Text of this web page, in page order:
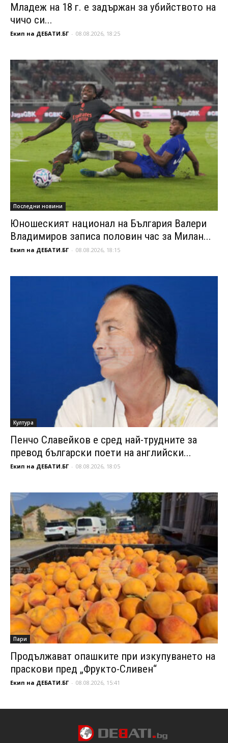
Младеж на 18 г. е задържан за убийството на
чичо си...
Екип на ДЕБАТИ.БГ - 08.08.2026, 18:25
Последни новини
Юношеският национал на България Валери
Владимиров записа половин час за Милан...
Екип на ДЕБАТИ.БГ - 08.08.2026, 18:15
Култура
Пенчо Славейков е сред най-трудните за
превод български поети на английски...
Екип на ДЕБАТИ.БГ - 08.08.2026, 18:05
Пари
Продължават опашките при изкупуването на
праскови пред „Фрукто-Сливен“
Екип на ДЕБАТИ.БГ - 08.08.2026, 15:41